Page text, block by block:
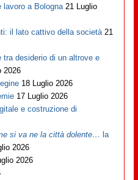
a Bologna 21 Luglio
il lato cattivo della società 21
tra desiderio di un altrove e
2026
18 Luglio 2026
17 Luglio 2026
e costruzione di
si va ne la città dolente… la
2026
2026